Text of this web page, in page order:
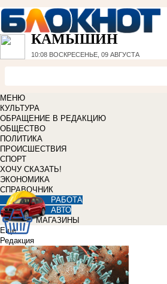
КАМЫШИН
10:08 ВОСКРЕСЕНЬЕ, 09 АВГУСТА
МЕНЮ
КУЛЬТУРА
ОБРАЩЕНИЕ В РЕДАКЦИЮ
ОБЩЕСТВО
ПОЛИТИКА
ПРОИСШЕСТВИЯ
СПОРТ
ХОЧУ СКАЗАТЬ!
ЭКОНОМИКА
СПРАВОЧНИК
РАБОТА
АВТО
МАГАЗИНЫ
Еще
Редакция